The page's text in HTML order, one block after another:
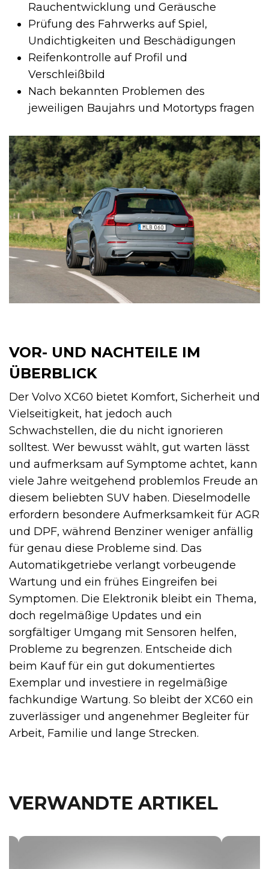
Rauchentwicklung und Geräusche
Prüfung des Fahrwerks auf Spiel,
Undichtigkeiten und Beschädigungen
Reifenkontrolle auf Profil und
Verschleißbild
Nach bekannten Problemen des
jeweiligen Baujahrs und Motortyps fragen
VOR- UND NACHTEILE IM
ÜBERBLICK
Der Volvo XC60 bietet Komfort, Sicherheit und
Vielseitigkeit, hat jedoch auch
Schwachstellen, die du nicht ignorieren
solltest. Wer bewusst wählt, gut warten lässt
und aufmerksam auf Symptome achtet, kann
viele Jahre weitgehend problemlos Freude an
diesem beliebten SUV haben. Dieselmodelle
erfordern besondere Aufmerksamkeit für AGR
und DPF, während Benziner weniger anfällig
für genau diese Probleme sind. Das
Automatikgetriebe verlangt vorbeugende
Wartung und ein frühes Eingreifen bei
Symptomen. Die Elektronik bleibt ein Thema,
doch regelmäßige Updates und ein
sorgfältiger Umgang mit Sensoren helfen,
Probleme zu begrenzen. Entscheide dich
beim Kauf für ein gut dokumentiertes
Exemplar und investiere in regelmäßige
fachkundige Wartung. So bleibt der XC60 ein
zuverlässiger und angenehmer Begleiter für
Arbeit, Familie und lange Strecken.
VERWANDTE ARTIKEL